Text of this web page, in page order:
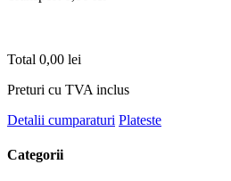
Total 0,00 lei
Preturi cu TVA inclus
Detalii cumparaturi Plateste
Categorii